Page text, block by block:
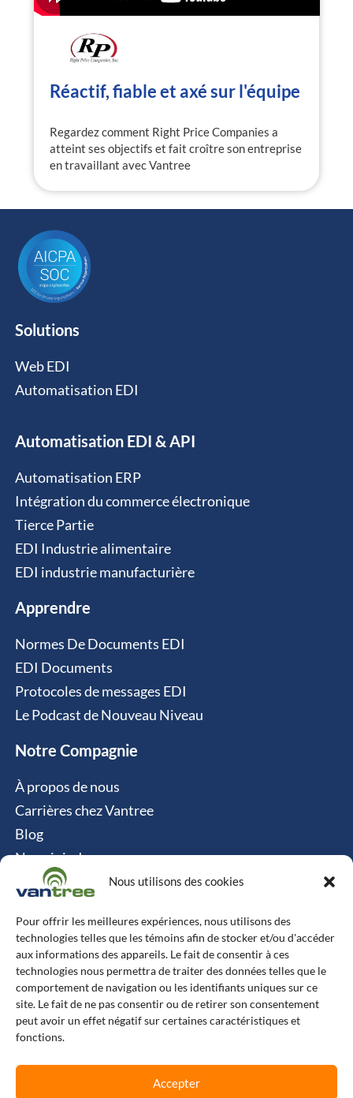
Nous utilisons des cookies
Pour offrir les meilleures expériences, nous utilisons des
technologies telles que les témoins afin de stocker et/ou d'accéder
aux informations des appareils. Le fait de consentir à ces
technologies nous permettra de traiter des données telles que le
comportement de navigation ou les identifiants uniques sur ce
site. Le fait de ne pas consentir ou de retirer son consentement
peut avoir un effet négatif sur certaines caractéristiques et
fonctions.
Accepter
Réactif, fiable et axé sur l'équipe
Regardez comment Right Price Companies a
atteint ses objectifs et fait croître son entreprise
en travaillant avec Vantree
Solutions
Web EDI
Automatisation EDI
Automatisation EDI & API
Automatisation ERP
Intégration du commerce électronique
Tierce Partie
EDI Industrie alimentaire
EDI industrie manufacturière
Apprendre
Normes De Documents EDI
EDI Documents
Protocoles de messages EDI
Le Podcast de Nouveau Niveau
Notre Compagnie
À propos de nous
Carrières chez Vantree
Blog
Nous joindre
Politique relative aux cookies
Contact
Vantree Systems
514-747-0350
6500 TransCanada, Chemin de Service S, 4e
étage, Pointe-Claire, QC H9R 0A5